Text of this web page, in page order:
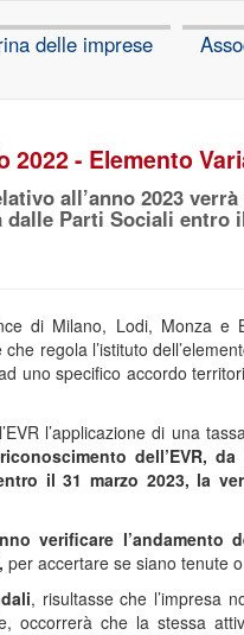
delle imprese
- Elemento
all’anno 2023
Parti Sociali entro
di Milano, Lodi, Monza e
regola l’istituto
uno specifico accordo
l’applicazione di una
dell’EVR,
il 31 marzo 2023, la
verificare l’andamento
per accertare se siano tenute
, risultasse che l’impresa
occorrerà che la stessa